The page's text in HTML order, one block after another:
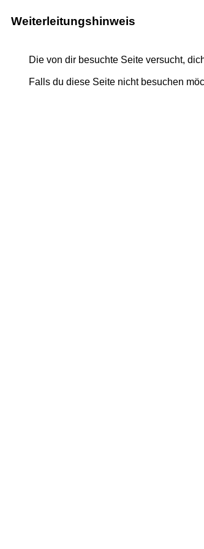
Weiterleitungshinweis
Die von dir besuchte Seite versucht,
Falls du diese Seite nicht besuchen